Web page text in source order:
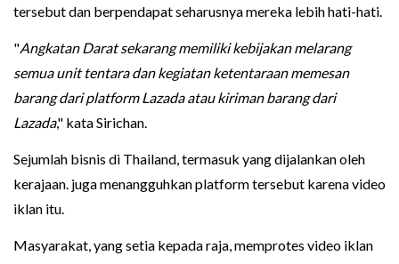
tersebut dan berpendapat seharusnya mereka lebih hati-hati.
"Angkatan Darat sekarang memiliki kebijakan melarang
semua unit tentara dan kegiatan ketentaraan memesan
barang dari platform Lazada atau kiriman barang dari
Lazada," kata Sirichan.
Sejumlah bisnis di Thailand, termasuk yang dijalankan oleh
kerajaan. juga menangguhkan platform tersebut karena video
iklan itu.
Masyarakat, yang setia kepada raja, memprotes video iklan